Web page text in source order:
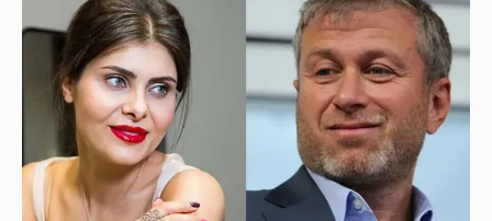
И снова невеста 357